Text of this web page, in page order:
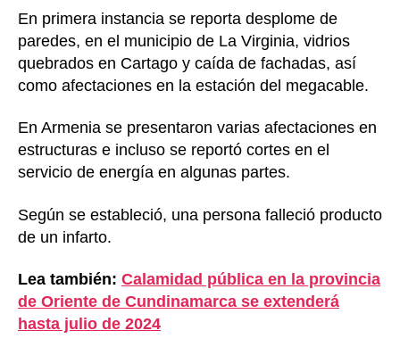
En primera instancia se reporta desplome de
paredes, en el municipio de La Virginia, vidrios
quebrados en Cartago y caída de fachadas, así
como afectaciones en la estación del megacable.
En Armenia se presentaron varias afectaciones en
estructuras e incluso se reportó cortes en el
servicio de energía en algunas partes.
Según se estableció, una persona falleció producto
de un infarto.
Lea también: Calamidad pública en la provincia
de Oriente de Cundinamarca se extenderá
hasta julio de 2024